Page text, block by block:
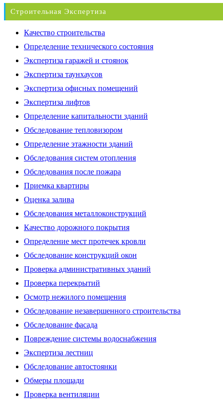
Строительная Экспертиза
Качество строительства
Определение технического состояния
Экспертиза гаражей и стоянок
Экспертиза таунхаусов
Экспертиза офисных помещений
Экспертиза лифтов
Определение капитальности зданий
Обследование тепловизором
Определение этажности зданий
Обследования систем отопления
Обследования после пожара
Приемка квартиры
Оценка залива
Обследования металлоконструкций
Качество дорожного покрытия
Определение мест протечек кровли
Обследование конструкций окон
Проверка административных зданий
Проверка перекрытий
Осмотр нежилого помещения
Обследование незавершенного строительства
Обследование фасада
Повреждение системы водоснабжения
Экспертиза лестниц
Обследование автостоянки
Обмеры площади
Проверка вентиляции